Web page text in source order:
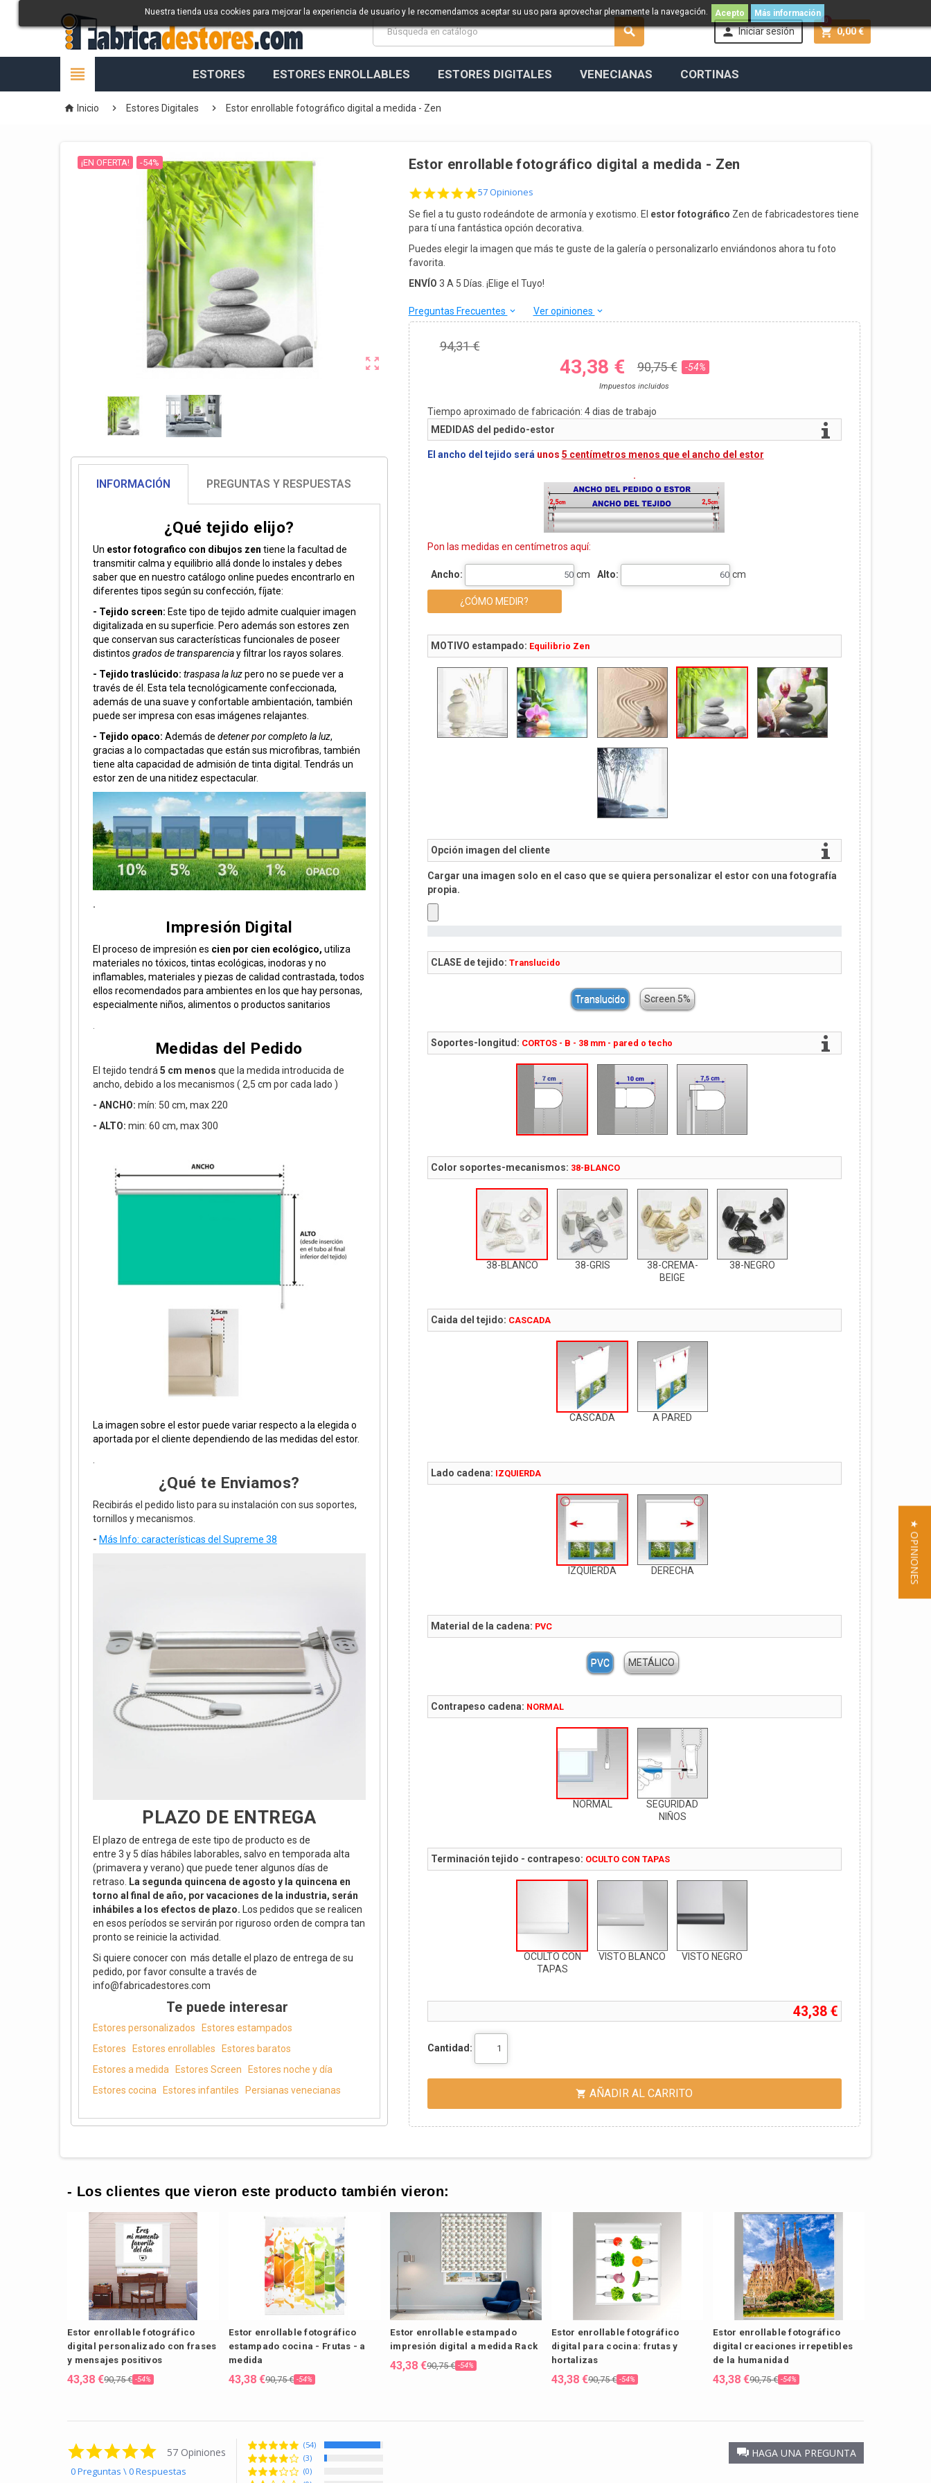
  Iniciar sesión  0,00 €
0
Nuestra tienda usa cookies para mejorar la experiencia de usuario y le recomendamos aceptar su uso para aprovechar plenamente la navegación. Acepto Más información
 ESTORES ESTORES ENROLLABLES ESTORES DIGITALES VENECIANAS CORTINAS
 Inicio  Estores Digitales  Estor enrollable fotográfico digital a medida - Zen

¡EN OFERTA! -54%
INFORMACIÓN PREGUNTAS Y RESPUESTAS
¿Qué tejido elijo?
Un estor fotografico con dibujos zen tiene la facultad de
transmitir calma y equilibrio allá donde lo instales y debes
saber que en nuestro catálogo online puedes encontrarlo en
diferentes tipos según su confección, fíjate:
- Tejido screen: Este tipo de tejido admite cualquier imagen
digitalizada en su superficie. Pero además son estores zen
que conservan sus características funcionales de poseer
distintos grados de transparenciay filtrar los rayos solares.
- Tejido traslúcido: traspasa la luzpero no se puede ver a
través de él. Esta tela tecnológicamente confeccionada,
además de una suave y confortable ambientación, también
puede ser impresa con esas imágenes relajantes.
- Tejido opaco: Además de detener por completo la luz,
gracias a lo compactadas que están sus microfibras, también
tiene alta capacidad de admisión de tinta digital. Tendrás un
estor zen de una nitidez espectacular.
.
Impresión Digital
El proceso de impresión es cien por cien ecológico, utiliza
materiales no tóxicos, tintas ecológicas, inodoras y no
inflamables, materiales y piezas de calidad contrastada, todos
ellos recomendados para ambientes en los que hay personas,
especialmente niños, alimentos o productos sanitarios
.
Medidas del Pedido
El tejido tendrá5 cm menos que la medida introducida de
ancho, debido a los mecanismos ( 2,5 cm por cada lado )
- ANCHO: mín: 50 cm, max 220
- ALTO: min: 60 cm, max 300
La imagen sobre el estor puede variar respecto a la elegida o
aportada por el cliente dependiendo de las medidas del estor.
¿Qué te Enviamos?
Recibirás el pedido listo para su instalación con sus soportes,
tornillos y mecanismos.
- Más Info: características del Supreme 38
PLAZO DE ENTREGA
El plazo de entrega de este tipo de producto es de
entre 3 y 5 días hábiles laborables, salvo en temporada alta
(primavera y verano) que puede tener algunos días de
retraso.
La segunda quincena de agosto y la quincena en
torno al final de año, por vacaciones de la industria, serán
inhábiles a los efectos de plazo. Los pedidos que se realicen
en esos períodos se servirán por riguroso orden de compra tan
pronto se reinicie la actividad.
Si quiere conocer con más detalle el plazo de entrega de su
pedido, por favor consulte a través de
info@fabricadestores.com
Te puede interesar
Estores personalizados
Estores estampados
Estores
Estores enrollables
Estores baratos
Estores a medida
Estores Screen
Estores noche y día
Estores cocina
Estores infantiles Persianas venecianas
Estor enrollable fotográfico digital a medida - Zen
4.9 star rating
57 Opiniones
Se fiel a tu gusto rodeándote de armonía y exotismo. El estor fotográfico Zen de fabricadestores tiene
para tí una fantástica opción decorativa.
Puedes elegir la imagen que más te guste de la galería o personalizarlo enviándonos ahora tu foto
favorita.
ENVÍO 3 A 5 Días. ¡Elige el Tuyo!
Preguntas Frecuentes keyboard_arrow_down Ver opiniones keyboard_arrow_down
94,31 €
43,38 € 90,75 € -54%
Impuestos incluidos
Tiempo aproximado de fabricación: 4dias de trabajo
MEDIDAS del pedido-estor
El ancho del tejido será unos 5 centímetros menos que el ancho del estor
.
Pon las medidas en centímetros aquí:
Ancho: cm Alto: cm
¿CÓMO MEDIR?
MOTIVO estampado: Equilibrio Zen
Opción imagen del cliente
Cargar una imagen solo en el caso que se quiera personalizar el estor con una fotografía
propia.
CLASE de tejido: Translucido
Translucido Screen 5%
Soportes-longitud: CORTOS - B - 38 mm - pared o techo
Color soportes-mecanismos: 38-BLANCO
38-BLANCO 38-GRIS
38-CREMA-
BEIGE
38-NEGRO
Caida del tejido: CASCADA
CASCADA A PARED
Lado cadena: IZQUIERDA
IZQUIERDA DERECHA
Material de la cadena: PVC
PVC METÁLICO
Contrapeso cadena: NORMAL
NORMAL
SEGURIDAD
NIÑOS
Terminación tejido - contrapeso: OCULTO CON TAPAS
OCULTO CON
TAPAS
VISTO BLANCO VISTO NEGRO
43,38 €
Cantidad:
 AÑADIR AL CARRITO
- Los clientes que vieron este producto también vieron:
Estor enrollable fotográfico
digital personalizado con frases
y mensajes positivos
43,38 €90,75 € -54%
Estor enrollable fotográfico
estampado cocina - Frutas - a
medida
43,38 €90,75 € -54%
Estor enrollable estampado
impresión digital a medida Rack
43,38 €90,75 € -54%
Estor enrollable fotográfico
digital para cocina: frutas y
hortalizas
43,38 €90,75 € -54%
Estor enrollable fotográfico
digital creaciones irrepetibles
de la humanidad
43,38 €90,75 € -54%
4.9 star rating
57 Opiniones
0 Preguntas \ 0 Respuestas
(54)
(3)
(0)
HAGA UNA PREGUNTA
★ OPINIONES